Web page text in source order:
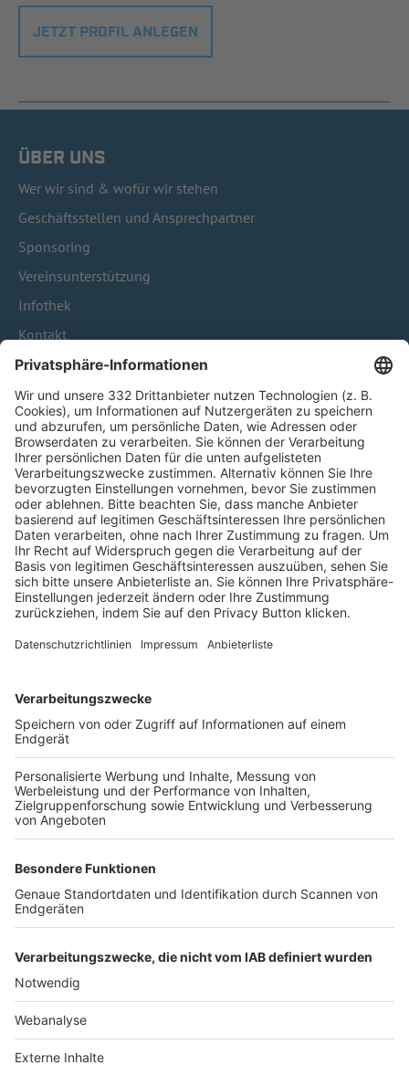
JETZT PROFIL ANLEGEN
ÜBER UNS
Wer wir sind & wofür wir stehen
Geschäftsstellen und Ansprechpartner
Sponsoring
Vereinsunterstützung
Infothek
Kontakt
HÄUFIG BESUCHTE SEITEN
Pässe und Vereinswechsel
Trainerausbildung
Schulungsangebot Vereinsmitarbeiter
BFV-Geschäftsstellen
Trainerbörse
Login SpielPlus
FOLGE DEM BFV
TOP-VEREINE
TOP-PARTNER
Nutzungsbedingungen Datenschutz Impressum